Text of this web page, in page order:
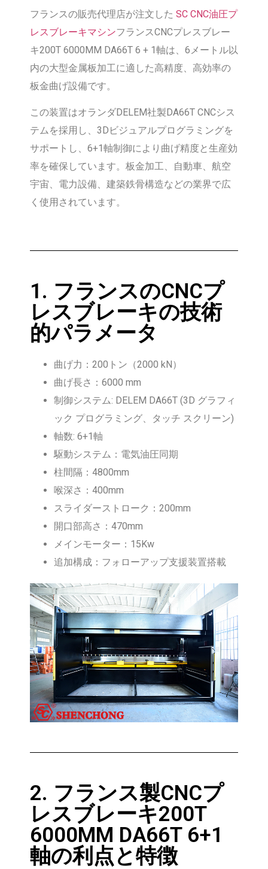
フランスの販売代理店が注文した SC CNC油圧プ
レスブレーキマシンフランスCNCプレスブレー
キ200T 6000MM DA66T 6 + 1軸は、6メートル以
内の大型金属板加工に適した高精度、高効率の
板金曲げ設備です。
この装置はオランダDELEM社製DA66T CNCシス
テムを採用し、3Dビジュアルプログラミングを
サポートし、6+1軸制御により曲げ精度と生産効
率を確保しています。板金加工、自動車、航空
宇宙、電力設備、建築鉄骨構造などの業界で広
く使用されています。
1. フランスのCNCプ
レスブレーキの技術
的パラメータ
曲げ力：200トン（2000 kN）
曲げ長さ：6000 mm
制御システム: DELEM DA66T (3D グラフィ
ック プログラミング、タッチ スクリーン)
軸数: 6+1軸
駆動システム：電気油圧同期
柱間隔：4800mm
喉深さ：400mm
スライダーストローク：200mm
開口部高さ：470mm
メインモーター：15Kw
追加構成：フォローアップ支援装置搭載
2. フランス製CNCプ
レスブレーキ200T
6000MM DA66T 6+1
軸の利点と特徴